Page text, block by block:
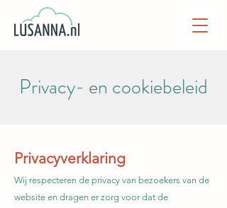
Privacy- en cookiebeleid
Privacyverklaring
Wij respecteren de privacy van bezoekers van de
website en dragen er zorg voor dat de